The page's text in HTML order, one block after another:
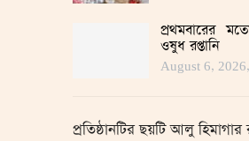
প্রথমবারের
ওষুধ রপ্তানি
August 6,
প্রতিষ্ঠানটির ছয়টি আলু হিমাগার